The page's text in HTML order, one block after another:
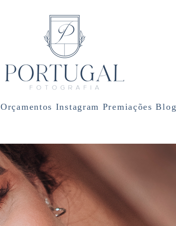
Orçamentos Instagram Premiações